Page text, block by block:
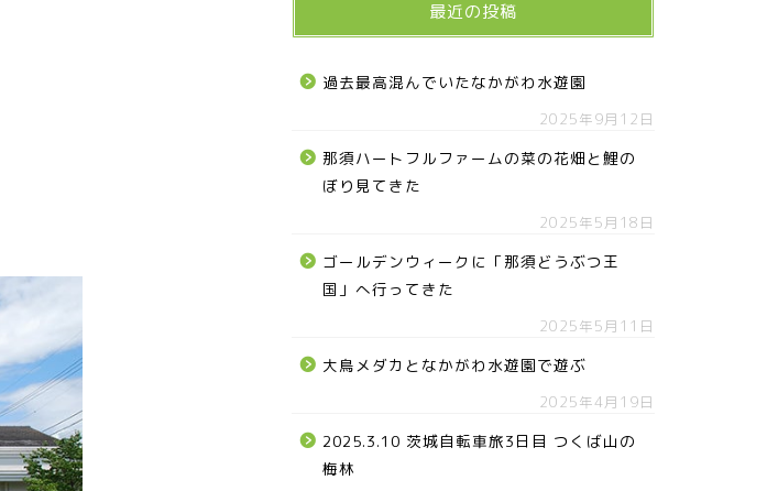
最近の投稿
過去最高混んでいたなかがわ水遊園
2025年9月12日
那須ハートフルファームの菜の花畑と鯉の
ぼり見てきた
2025年5月18日
ゴールデンウィークに「那須どうぶつ王
国」へ行ってきた
2025年5月11日
大鳥メダカとなかがわ水遊園で遊ぶ
2025年4月19日
2025.3.10 茨城自転車旅3日目 つくば山の
梅林